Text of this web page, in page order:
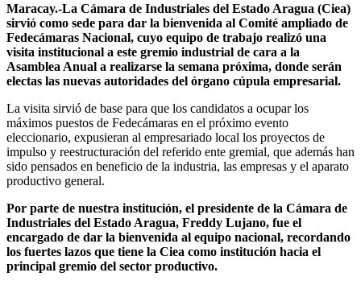
Maracay.-La Cámara de Industriales del Estado Aragua (Ciea)
sirvió como sede para dar la bienvenida al Comité ampliado de
Fedecámaras Nacional, cuyo equipo de trabajo realizó una
visita institucional a este gremio industrial de cara a la
Asamblea Anual a realizarse la semana próxima, donde serán
electas las nuevas autoridades del órgano cúpula empresarial.
La visita sirvió de base para que los candidatos a ocupar los
máximos puestos de Fedecámaras en el próximo evento
eleccionario, expusieran al empresariado local los proyectos de
impulso y reestructuración del referido ente gremial, que además han
sido pensados en beneficio de la industria, las empresas y el aparato
productivo general.
Por parte de nuestra institución, el presidente de la Cámara de
Industriales del Estado Aragua, Freddy Lujano, fue el
encargado de dar la bienvenida al equipo nacional, recordando
los fuertes lazos que tiene la Ciea como institución hacia el
principal gremio del sector productivo.